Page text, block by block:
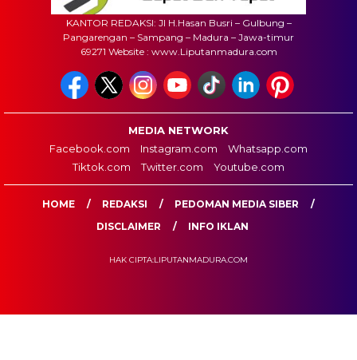
KANTOR REDAKSI: Jl H.Hasan Busri – Gulbung –
Pangarengan – Sampang – Madura – Jawa-timur
69271 Website : www.Liputanmadura.com
MEDIA NETWORK
Facebook.com
Instagram.com
Whatsapp.com
Tiktok.com
Twitter.com Youtube.com
HOME REDAKSI
PEDOMAN MEDIA SIBER
DISCLAIMER
INFO IKLAN
HAK CIPTA:LIPUTANMADURA.COM